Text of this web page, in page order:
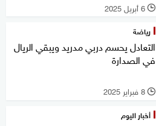
l 6 أبريل 2025
رياضة
التعادل يحسم دربي مدريد ويبقي الريال
في الصدارة
l 8 فبراير 2025
أخبار اليوم